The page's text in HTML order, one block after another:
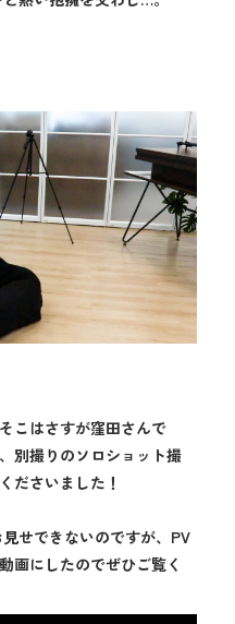
こはさすが窪田さんで
別撮りのソロショット撮
ださいました！
せできないのですが、PV
画にしたのでぜひご覧く